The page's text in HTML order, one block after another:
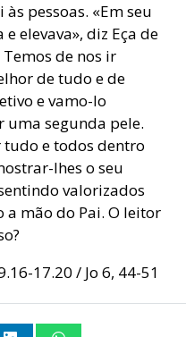
pessoas. «Em seu
elevava», diz Eça de
de nos ir
de tudo e de
e vamo-lo
uma segunda pele.
tudo e todos dentro
lhes o seu
valorizados
a mão do Pai. O leitor
17.20 / Jo 6, 44-51